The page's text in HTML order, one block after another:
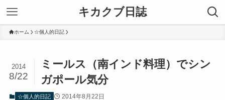
キカクブ日誌
ホーム ☆個人的日記
ミールス（南インド料理）でシン
ガポール気分
2014
8/22
☆個人的日記 2014年8月22日